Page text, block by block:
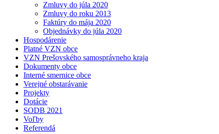
Zmluvy do júla 2020
Zmluvy do roku 2013
Faktúry do mája 2020
Objednávky do júla 2020
Hospodárenie
Platné VZN obce
VZN Prešovského samosprávneho kraja
Dokumenty obce
Interné smernice obce
Verejné obstarávanie
Projekty
Dotácie
SODB 2021
Voľby
Referendá